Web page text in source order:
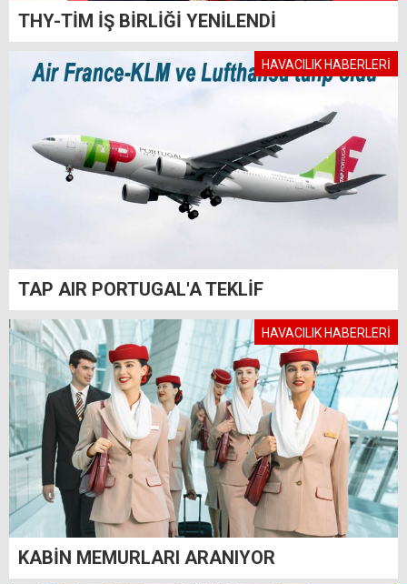
THY-TİM İŞ BİRLİĞİ YENİLENDİ
HAVACILIK HABERLERİ
TAP AIR PORTUGAL'A TEKLİF
HAVACILIK HABERLERİ
KABİN MEMURLARI ARANIYOR